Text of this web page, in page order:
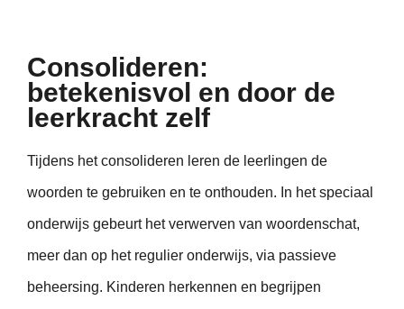
Consolideren:
betekenisvol en door de
leerkracht zelf
Tijdens het consolideren leren de leerlingen de
woorden te gebruiken en te onthouden. In het speciaal
onderwijs gebeurt het verwerven van woordenschat,
meer dan op het regulier onderwijs, via passieve
beheersing. Kinderen herkennen en begrijpen